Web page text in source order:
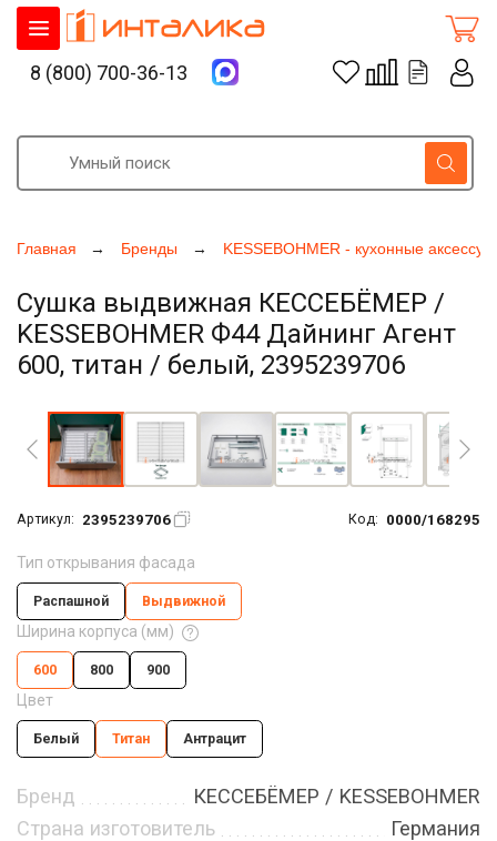
Главная Бренды KESSEBOHMER - кухонные
Сушка выдвижная КЕССЕБЁМЕР /
KESSEBOHMER Ф44 Дайнинг Агент
600, титан / белый, 2395239706
Артикул: 2395239706 Код: 0000/168295
Тип открывания фасада
Распашной Выдвижной
Ширина корпуса (мм)
600 800 900
Цвет
Белый Титан Антрацит
Бренд
КЕССЕБЁМЕР / KESSEBOHMER
Страна изготовитель
Германия
8 (800) 700-36-13